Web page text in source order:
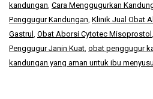
kandungan, Cara Menggugurkan
Penggugur Kandungan, Klinik Jual Obat
Gastrul , Obat Aborsi Cytotec Misoprostol ,
Penggugur Janin Kuat, obat penggugur
kandungan yang aman untuk ibu